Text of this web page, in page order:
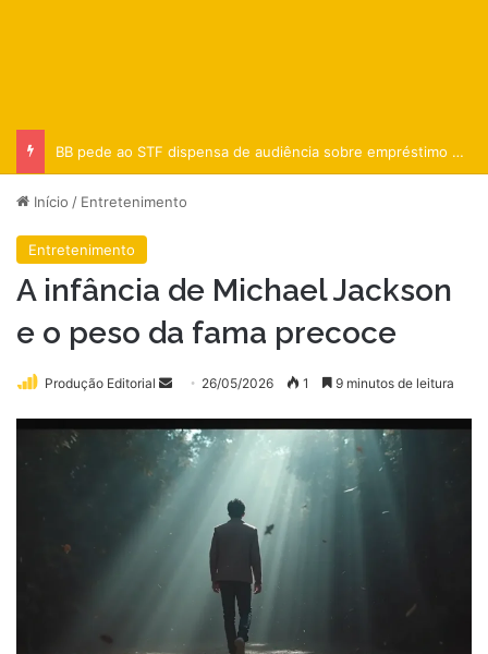
BB pede ao STF dispensa de audiência sobre empréstimo ao BRB
Início / Entretenimento
Entretenimento
A infância de Michael Jackson
e o peso da fama precoce
Produção Editorial
Mande
e-
mail
26/05/2026 1 9 minutos de leitura